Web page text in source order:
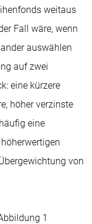
weitaus
Fall wäre, wenn
auswählen
auf zwei
eine kürzere
höher verzinste
eine
von
1